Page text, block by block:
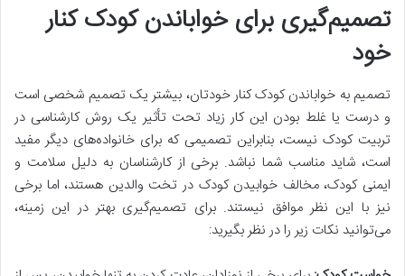
تصمیم‌گیری برای خواباندن کودک کنار
خود
تصمیم به خواباندن کودک کنار خودتان، بیشتر یک تصمیم شخصی است
و درست یا غلط بودن این کار زیاد تحت تأثیر یک روش کارشناسی در
تربیت کودک نیست، بنابراین تصمیمی که برای خانواده‌های دیگر مفید
است، شاید مناسب شما نباشد. برخی از کارشناسان به دلیل سلامت و
ایمنی کودک، مخالف خوابیدن کودک در تخت والدین هستند، اما برخی
نیز با این نظر موافق نیستند. برای تصمیم‌گیری بهتر در این زمینه،
می‌توانید نکات زیر را در نظر بگیرید: